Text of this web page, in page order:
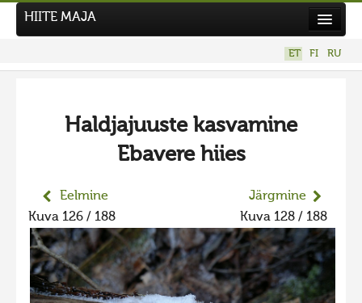
Tegutse
Kuvavõistlused
UUS KUVAVÕISTLUS
Hiite kuvavõistlus 2026
VANEMAD KUVAVÕISTLUSED
HIITE MAJA
ET FI RU
Haldjajuuste kasvamine
Ebavere hiies
Eelmine
Kuva 126 / 188
Järgmine
Kuva 128 / 188